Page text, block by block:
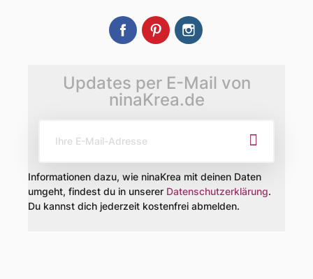
FacebookPinterest
Updates per E-Mail von
ninaKrea.de
Informationen dazu, wie ninaKrea mit deinen Daten
umgeht, findest du in unserer Datenschutzerklärung.
Du kannst dich jederzeit kostenfrei abmelden.